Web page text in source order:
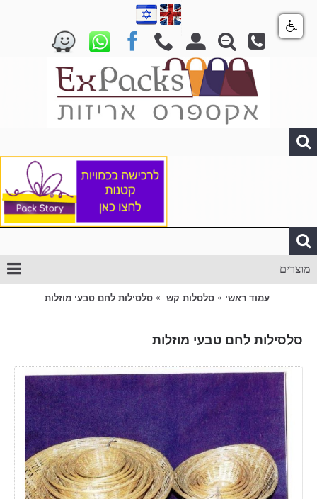
מוצרים
עמוד ראשי סלסלות קש סלסילות לחם טבעי מוזלות
סלסילות לחם טבעי מוזלות